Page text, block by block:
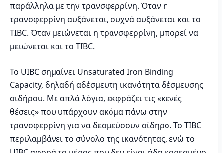
παράλληλα με την τρανσφερρίνη. Όταν η
τρανσφερρίνη αυξάνεται, συχνά αυξάνεται και το
TIBC. Όταν μειώνεται η τρανσφερρίνη, μπορεί να
μειώνεται και το TIBC.
Το UIBC σημαίνει Unsaturated Iron Binding
Capacity, δηλαδή αδέσμευτη ικανότητα δέσμευσης
σιδήρου. Με απλά λόγια, εκφράζει τις «κενές
θέσεις» που υπάρχουν ακόμα πάνω στην
τρανσφερρίνη για να δεσμεύσουν σίδηρο. Το TIBC
περιλαμβάνει το σύνολο της ικανότητας, ενώ το